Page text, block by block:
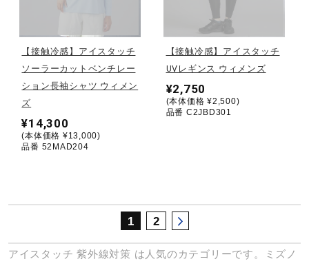
取扱店一覧
【接触冷感】アイスタッチ
ソーラーカットベンチレー
ション長袖シャツ ウィメン
ズ
¥14,300
(本体価格 ¥13,000)
品番 52MAD204
【接触冷感】アイスタッチ
UVレギンス ウィメンズ
¥2,750
(本体価格 ¥2,500)
品番 C2JBD301
1 2
アイスタッチ 紫外線対策 は人気のカテゴリーです。ミズノ